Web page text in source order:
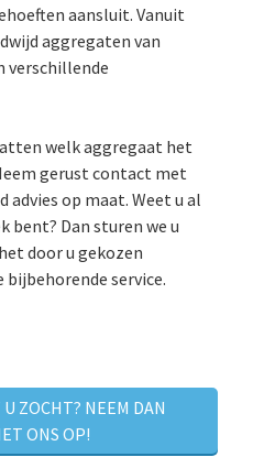
aansluit. Vanuit
aggregaten van
verschillende
welk aggregaat het
gerust contact met
advies op maat. Weet u al
bent? Dan sturen we u
door u gekozen
service.
ZOCHT? NEEM DAN
ONS OP!